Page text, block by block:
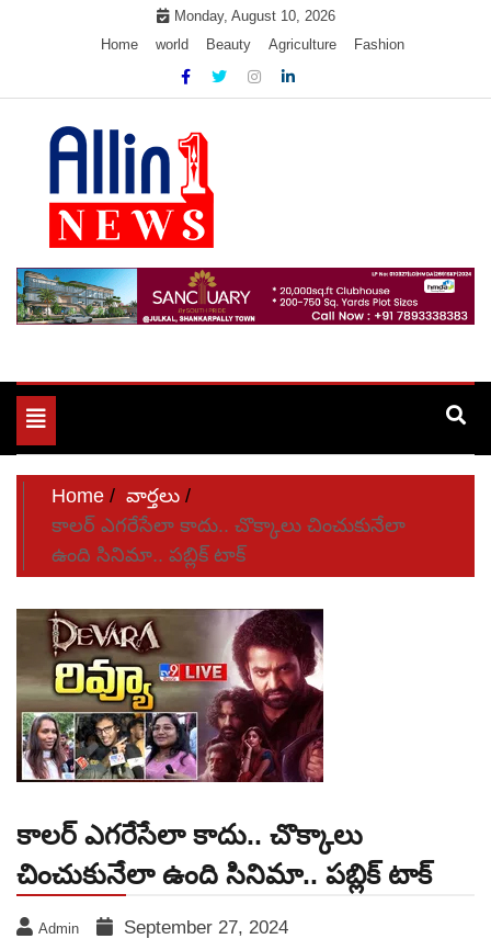
Monday, August 10, 2026
Home
world Beauty Agriculture Fashion
Allin1news
Toggle
navigation
Home
వార్తలు
కాలర్ ఎగరేసేలా కాదు.. చొక్కాలు చించుకునేలా
ఉంది సినిమా.. పబ్లిక్ టాక్
కాలర్ ఎగరేసేలా కాదు.. చొక్కాలు
చించుకునేలా ఉంది సినిమా.. పబ్లిక్ టాక్
Admin September 27, 2024